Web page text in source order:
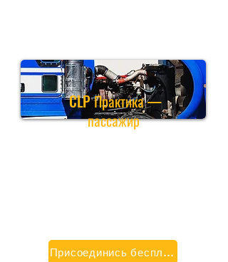
CLP Практика —
пассажир
при необходимости
Присоединись бесплатно